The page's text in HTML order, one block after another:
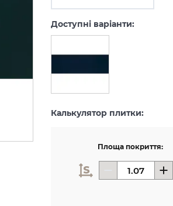
Доступні варіанти:
Калькулятор плитки:
Площа покриття: